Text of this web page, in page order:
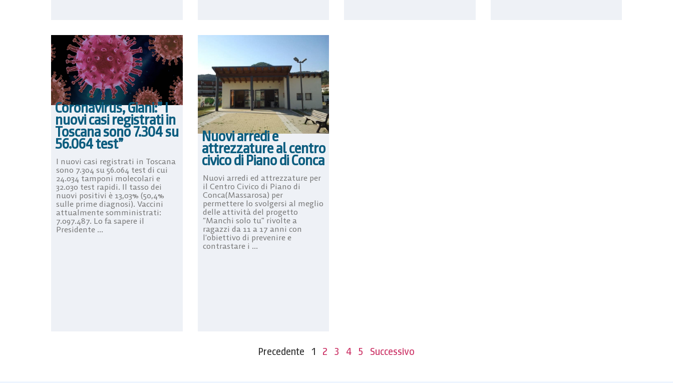
Coronavirus, Giani:” I
nuovi casi registrati in
Toscana sono 7.304 su
56.064 test”
I nuovi casi registrati in Toscana
sono 7.304 su 56.064 test di cui
24.034 tamponi molecolari e
32.030 test rapidi. Il tasso dei
nuovi positivi è 13,03% (50,4%
sulle prime diagnosi). Vaccini
attualmente somministrati:
7.097.487. Lo fa sapere il
Presidente ...
Nuovi arredi e
attrezzature al centro
civico di Piano di Conca
Nuovi arredi ed attrezzature per
il Centro Civico di Piano di
Conca(Massarosa) per
permettere lo svolgersi al meglio
delle attività del progetto
“Manchi solo tu” rivolte a
ragazzi da 11 a 17 anni con
l’obiettivo di prevenire e
contrastare i ...
Precedente 1 2 3 4 5 Successivo